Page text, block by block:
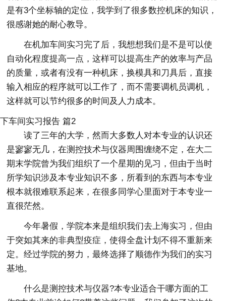
是有3个坐标轴的定位，我学到了很多数控机床的知识，
很感谢她的耐心教导。
在机加车间实习完了后，我想想我们是不是可以使
自动化程度提高一点，这样可以提高生产的效率与产品
的质量，或者有没有一种机床，换模具和刀具后，直接
输入相应的程序就可以工作了，而不需要调机员调机，
这样就可以节约很多的时间及人力成本。
下车间实习报告 篇2
读了三年的大学，然而大多数人对本专业的认识还
是寥寥无几，在测控技术与仪器周围缠绕不定，在大二
期末学院曾为我们组织了一个星期的见习，但由于当时
所学知识涉及本专业知识不多，所看到的东西与本专业
根本就很难联系起来，在很多同学心里面对于本专业一
直很茫然。
今年暑假，学院本来是组织我们去上海实习，但由
于突如其来的非典型疫症，使得全盘计划不得不重新来
定。经过学院的努力，最终选择了顺德作为我们的实习
基地。
什么是测控技术与仪器?本专业适合干哪方面的工